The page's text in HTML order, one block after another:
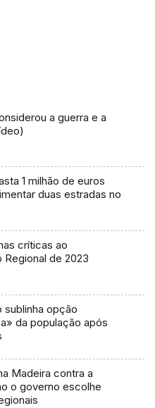
a guerra e a
1 milhão de euros
duas estradas no
críticas ao
Regional de 2023
sublinha opção
da população após
Madeira contra a
o governo escolhe